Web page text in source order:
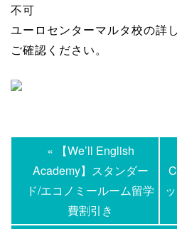
不可
ユーロセンターマルタ校の詳
ご確認ください。
« 【We’ll English
Academy】スタンダー
ド/エコノミールーム留学
費割引き